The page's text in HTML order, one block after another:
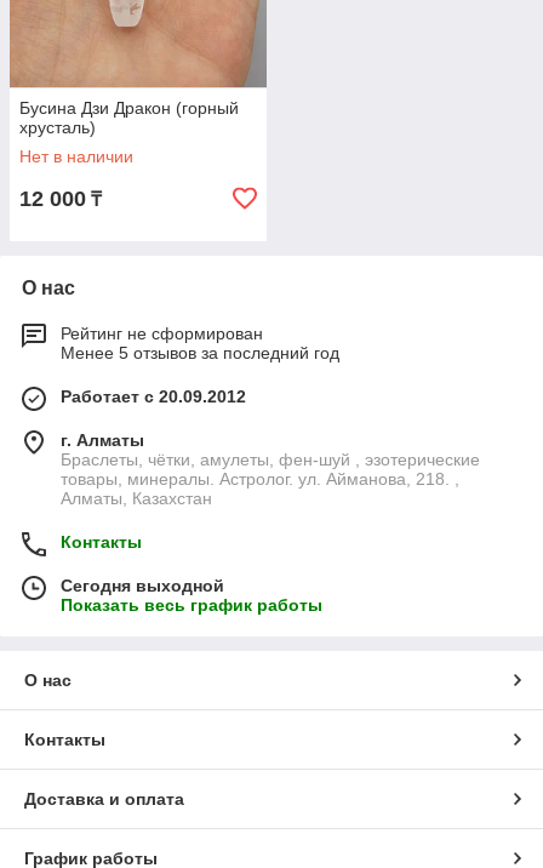
Бусина Дзи Дракон (горный
хрусталь)
Нет в наличии
12 000 ₸
О нас
Рейтинг не сформирован
Менее 5 отзывов за последний год
Работает с 20.09.2012
г. Алматы
Браслеты, чётки, амулеты, фен-шуй , эзотерические
товары, минералы. Астролог. ул. Айманова, 218. ,
Алматы, Казахстан
Контакты
Сегодня выходной
Показать весь график работы
О нас
Контакты
Доставка и оплата
График работы